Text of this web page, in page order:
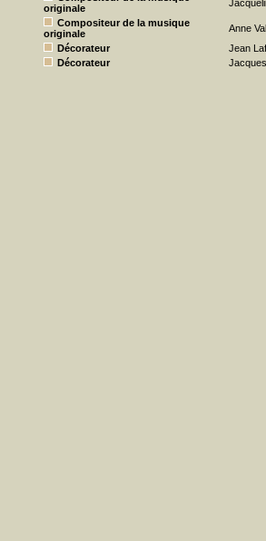
originale
Compositeur de la musique
originale
Anne
Décorateur
Jean
Décorateur